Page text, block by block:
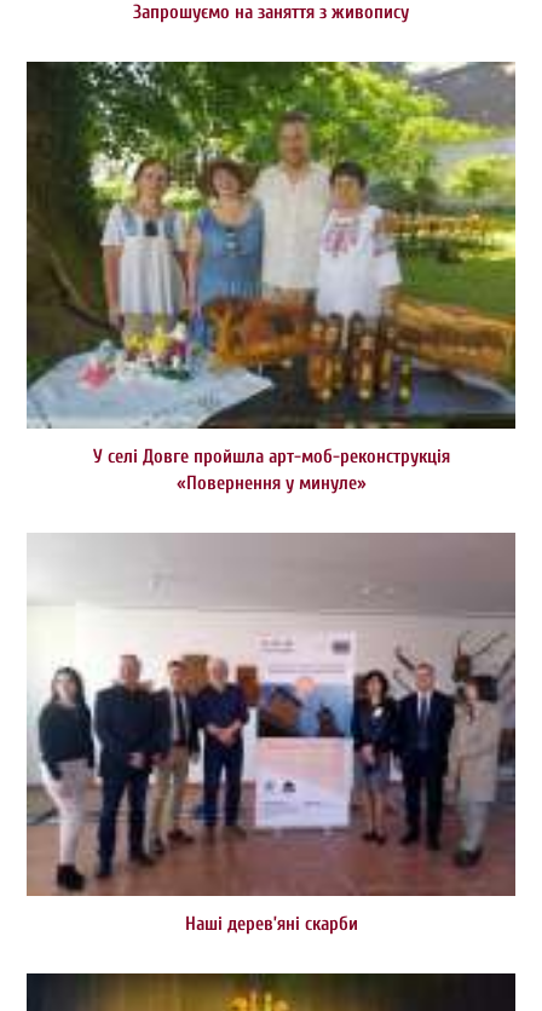
Запрошуємо на заняття з живопису
У селі Довге пройшла арт-моб-реконструкція
«Повернення у минуле»
Наші дерев’яні скарби